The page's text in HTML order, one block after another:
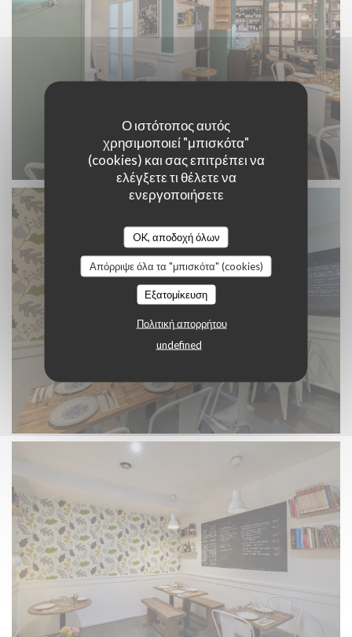
Ο ιστότοπος αυτός
χρησιμοποιεί "μπισκότα"
(cookies) και σας επιτρέπει να
ελέγξετε τι θέλετε να
ενεργοποιήσετε
OK, αποδοχή όλων
Απόρριψε όλα τα "μπισκότα" (cookies)
Εξατομίκευση
Πολιτική απορρήτου
undefined